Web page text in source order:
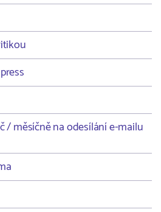
/ měsíčně na odesílání e-mailu